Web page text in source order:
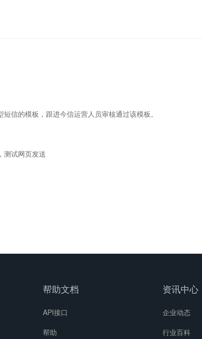
信的模板，跟进今信运营人员审核通过该模板。
测试网页发送
帮助文档
API接口
帮助
资讯中心
企业动态
行业百科